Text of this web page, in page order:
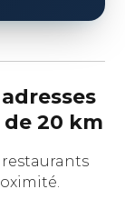
20 km
restaurants